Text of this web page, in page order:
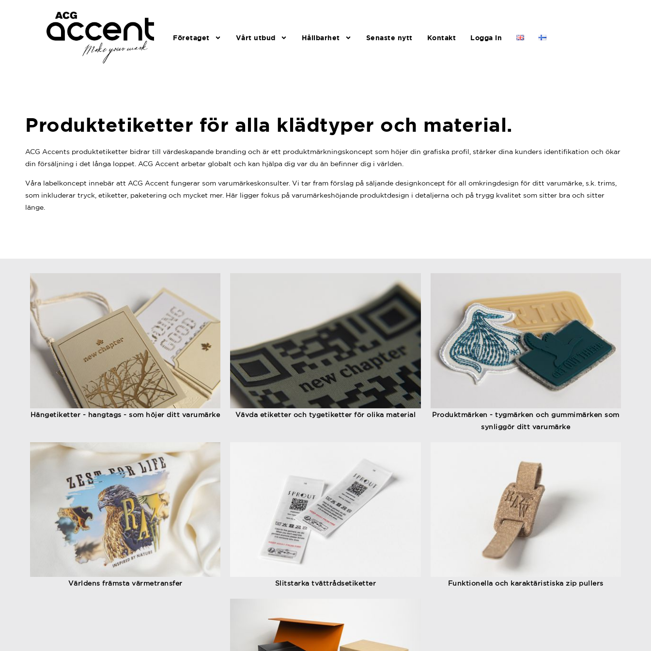
Företaget Vårt utbud Hållbarhet Senaste nytt Kontakt Logga in
Produktetiketter för alla klädtyper och material.
ACG Accents produktetiketter bidrar till värdeskapande branding och är ett produktmärkningskoncept som höjer din grafiska profil, stärker dina kunders identifikation och ökar
din försäljning i det långa loppet. ACG Accent arbetar globalt och kan hjälpa dig var du än befinner dig i världen.
Våra labelkoncept innebär att ACG Accent fungerar som varumärkeskonsulter. Vi tar fram förslag på säljande designkoncept för all omkringdesign för ditt varumärke, s.k. trims,
som inkluderar tryck, etiketter, paketering och mycket mer. Här ligger fokus på varumärkeshöjande produktdesign i detaljerna och på trygg kvalitet som sitter bra och sitter
länge.
Hängetiketter - hangtags - som höjer ditt varumärke Vävda etiketter och tygetiketter för olika material
Produktmärken - tygmärken och gummimärken som
synliggör ditt varumärke
Världens främsta värmetransfer Slitstarka tvättrådsetiketter Funktionella och karaktäristiska zip pullers